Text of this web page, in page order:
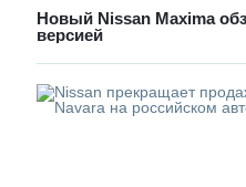
Новый Nissan Maxima
версией